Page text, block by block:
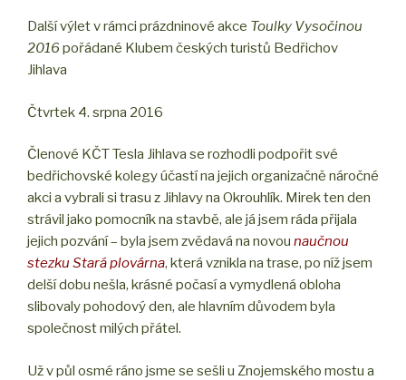
Další výlet v rámci prázdninové akce Toulky Vysočinou
2016 pořádané Klubem českých turistů Bedřichov
Jihlava
Čtvrtek 4. srpna 2016
Členové KČT Tesla Jihlava se rozhodli podpořit své
bedřichovské kolegy účastí na jejich organizačně náročné
akci a vybrali si trasu z Jihlavy na Okrouhlík. Mirek ten den
strávil jako pomocník na stavbě, ale já jsem ráda přijala
jejich pozvání – byla jsem zvědavá na novou naučnou
stezku Stará plovárna, která vznikla na trase, po níž jsem
delší dobu nešla, krásné počasí a vymydlená obloha
slibovaly pohodový den, ale hlavním důvodem byla
společnost milých přátel.
Už v půl osmé ráno jsme se sešli u Znojemského mostu a